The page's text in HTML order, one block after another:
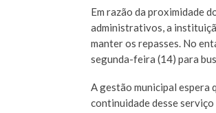
Em razão da proximidade
administrativos, a
manter os repasses. No
segunda-feira (14) para
A gestão municipal espera
continuidade desse